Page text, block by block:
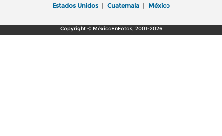
Estados Unidos | Guatemala | México
Copyright © MéxicoEnFotos, 2001-2026